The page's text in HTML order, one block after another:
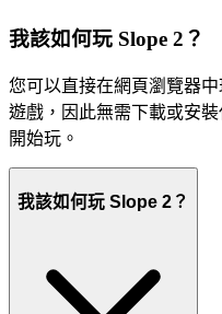
我該如何玩 Slope 2？
您可以直接在網頁瀏覽器中
遊戲，因此無需下載或安
開始玩。
我該如何玩 Slope 2？